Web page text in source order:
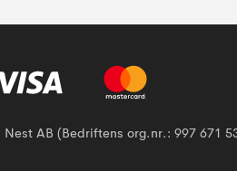
AB (Bedriftens org.nr.: 997 671